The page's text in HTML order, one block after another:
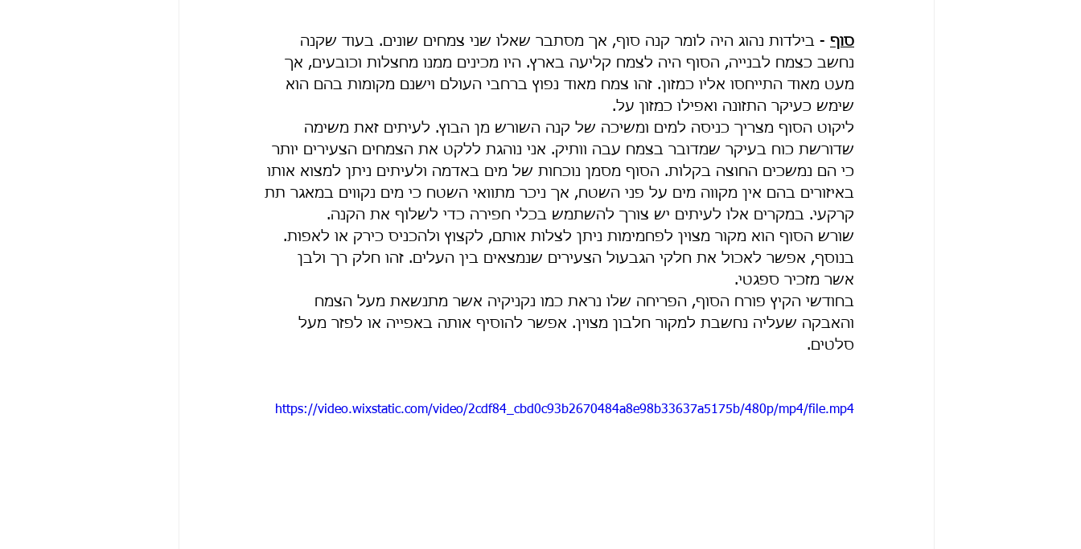
סוף - בילדות נהוג היה לומר קנה סוף, אך מסתבר שאלו שני צמחים שונים. בעוד שקנה
נחשב כצמח לבנייה, הסוף היה לצמח קליעה בארץ. היו מכינים ממנו מחצלות וכובעים, אך
מעט מאוד התייחסו אליו כמזון. זהו צמח מאוד נפוץ ברחבי העולם וישנם מקומות בהם הוא
שימש כעיקר התזונה ואפילו כמזון על.
ליקוט הסוף מצריך כניסה למים ומשיכה של קנה השורש מן הבוץ. לעיתים זאת משימה
שדורשת כוח בעיקר שמדובר בצמח עבה וותיק. אני נוהגת ללקט את הצמחים הצעירים יותר
כי הם נמשכים החוצה בקלות. הסוף מסמן נוכחות של מים באדמה ולעיתים ניתן למצוא אותו
באיזורים בהם אין מקווה מים על פני השטח, אך ניכר מתוואי השטח כי מים נקווים במאגר תת
קרקעי. במקרים אלו לעיתים יש צורך להשתמש בכלי חפירה כדי לשלוף את הקנה.
שורש הסוף הוא מקור מצוין לפחמימות ניתן לצלות אותם, לקצוץ ולהכניס כירק או לאפות.
בנוסף, אפשר לאכול את חלקי הגבעול הצעירים שנמצאים בין העלים. זהו חלק רך ולבן
אשר מזכיר ספגטי.
בחודשי הקיץ פורח הסוף, הפריחה שלו נראת כמו נקניקיה אשר מתנשאת מעל הצמח
והאבקה שעליה נחשבת למקור חלבון מצוין. אפשר להוסיף אותה באפייה או לפזר מעל
סלטים.
https://video.wixstatic.com/video/2cdf84_cbd0c93b2670484a8e98b33637a5175b/480p/mp4/file.mp4